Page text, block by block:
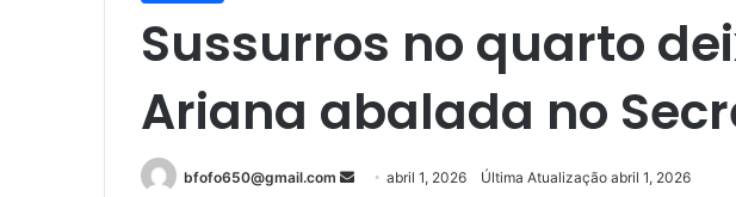
Sussurros no quarto
Ariana abalada no
bfofo650@gmail.com
Mandeabril 1, 2026 Última Atualização abril 1, 2026